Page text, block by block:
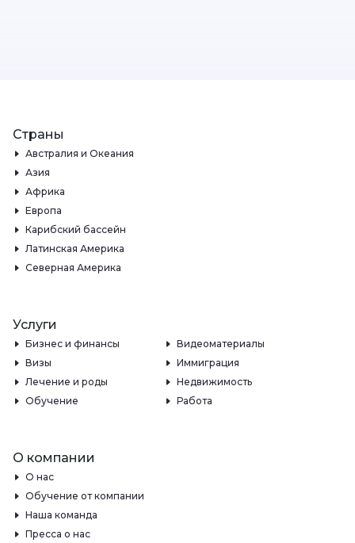
Страны
Австралия и Океания
Азия
Африка
Европа
Карибский бассейн
Латинская Америка
Северная Америка
Услуги
Бизнес и финансы
Видеоматериалы
Визы
Иммиграция
Лечение и роды
Недвижимость
Обучение
Работа
О компании
О нас
Обучение от компании
Наша команда
Пресса о нас